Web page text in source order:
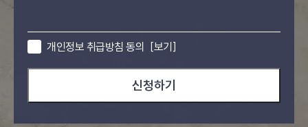
개인정보 취급방침 동의 [보기]
신청하기